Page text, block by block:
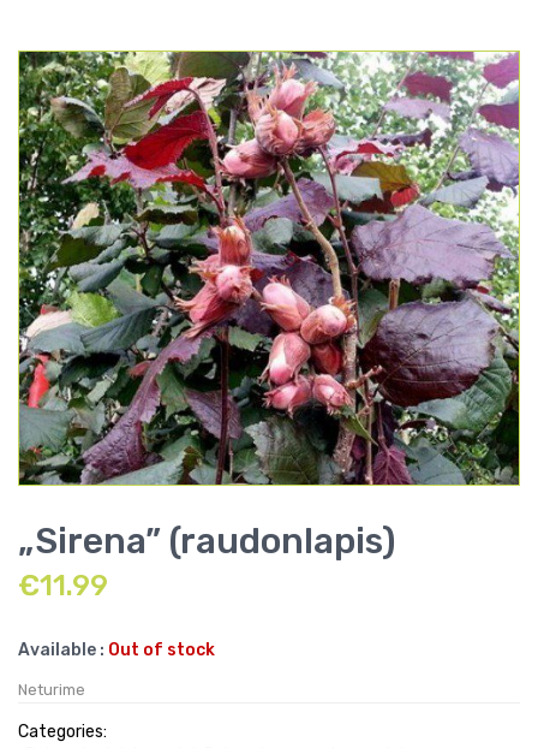
„Sirena” (raudonlapis)
€11.99
Available : Out of stock
Neturime
Categories: